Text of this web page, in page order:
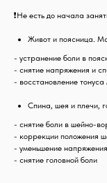
❗Не есть до начала
Живот и поясница.
- устранение боли в
- снятие напряжения и
- восстановление
Спина, шея и плечи,
- снятие боли в шейно-
- коррекции положения
- уменьшение
- снятие головной боли